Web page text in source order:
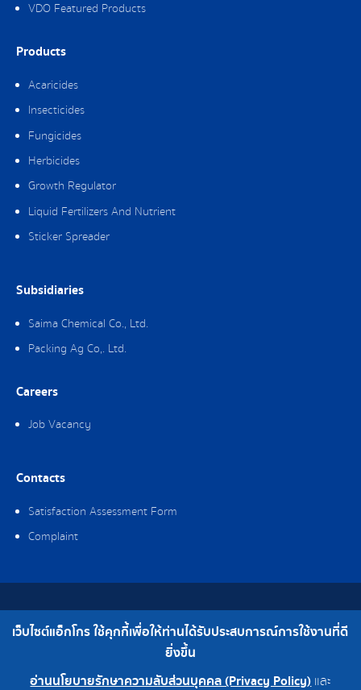
VDO Featured Products
Products
Acaricides
Insecticides
Fungicides
Herbicides
Growth Regulator
Liquid Fertilizers And Nutrient
Sticker Spreader
Subsidiaries
Saima Chemical Co., Ltd.
Packing Ag Co,. Ltd.
Careers
Job Vacancy
Contacts
Satisfaction Assessment Form
Complaint
Copyright © 2019 Ag-gro (Thailand) Co., Ltd. All Rights Reserved.
Telephone : 0-2308-2102 | Fax : 0-2308-2487
เว็บไซต์แอ็กโกร ใช้คุกกี้เพื่อให้ท่านได้รับประสบการณ์การใช้งานที่ดี
ยิ่งขึ้น
อ่านนโยบายรักษาความลับส่วนบุคคล (Privacy Policy) และ
0-2308-2102